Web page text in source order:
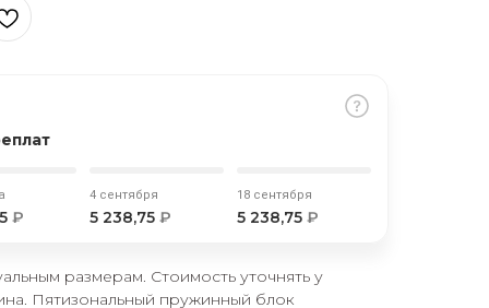
₽
4 сентября
5 238,75 ₽
18 сентября
5 238,75 ₽
размерам. Стоимость уточнять у
Пятизональный пружинный блок